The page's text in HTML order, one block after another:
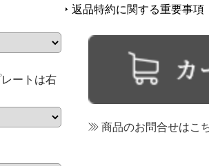
ートは右
返品特約に関する重要事項
商品のお問合せはこ